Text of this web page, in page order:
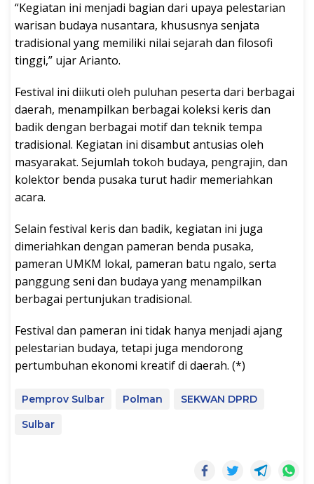
“Kegiatan ini menjadi bagian dari upaya pelestarian
warisan budaya nusantara, khususnya senjata
tradisional yang memiliki nilai sejarah dan filosofi
tinggi,” ujar Arianto.
Festival ini diikuti oleh puluhan peserta dari berbagai
daerah, menampilkan berbagai koleksi keris dan
badik dengan berbagai motif dan teknik tempa
tradisional. Kegiatan ini disambut antusias oleh
masyarakat. Sejumlah tokoh budaya, pengrajin, dan
kolektor benda pusaka turut hadir memeriahkan
acara.
Selain festival keris dan badik, kegiatan ini juga
dimeriahkan dengan pameran benda pusaka,
pameran UMKM lokal, pameran batu ngalo, serta
panggung seni dan budaya yang menampilkan
berbagai pertunjukan tradisional.
Festival dan pameran ini tidak hanya menjadi ajang
pelestarian budaya, tetapi juga mendorong
pertumbuhan ekonomi kreatif di daerah. (*)
Pemprov Sulbar Polman
SEKWAN DPRD
Sulbar